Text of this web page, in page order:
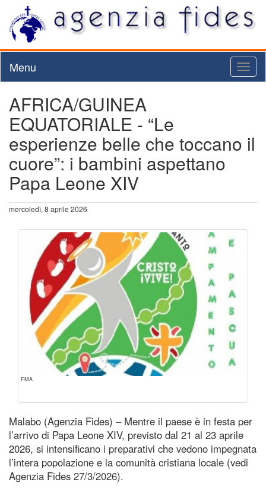
Menu
AFRICA/GUINEA
EQUATORIALE - “Le
esperienze belle che toccano il
cuore”: i bambini aspettano
Papa Leone XIV
mercoledì, 8 aprile 2026
FMA
Malabo (Agenzia Fides) – Mentre il paese è in festa per
l’arrivo di Papa Leone XIV, previsto dal 21 al 23 aprile
2026, si intensificano i preparativi che vedono impegnata
l’intera popolazione e la comunità cristiana locale (vedi
Agenzia Fides 27/3/2026).